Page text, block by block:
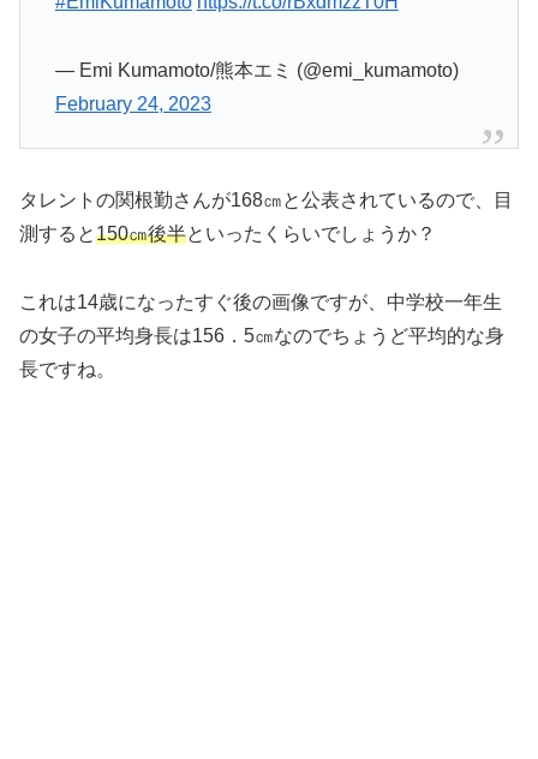
— Emi Kumamoto/熊本エミ (@emi_kumamoto)
February 24, 2023
タレントの関根勤さんが168㎝と公表されているので、目
測すると150㎝後半といったくらいでしょうか？
これは14歳になったすぐ後の画像ですが、中学校一年生
の女子の平均身長は156．5㎝なのでちょうど平均的な身
長ですね。